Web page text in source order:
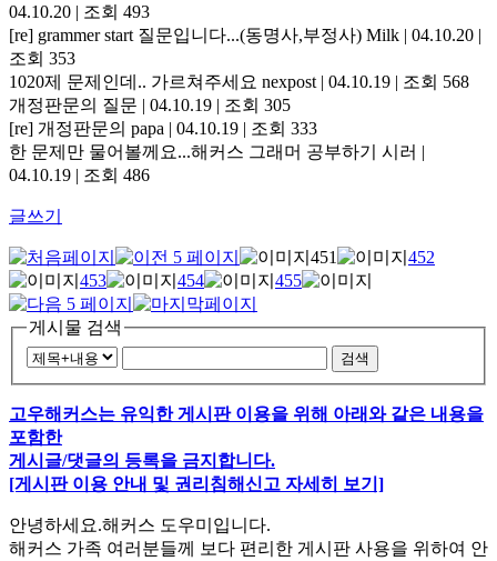
04.10.20 | 조회 493
[re] grammer start 질문입니다...(동명사,부정사) Milk | 04.10.20 |
조회 353
1020제 문제인데.. 가르쳐주세요 nexpost | 04.10.19 | 조회 568
개정판문의 질문 | 04.10.19 | 조회 305
[re] 개정판문의 papa | 04.10.19 | 조회 333
한 문제만 물어볼께요...해커스 그래머 공부하기 시러 |
04.10.19 | 조회 486
글쓰기
451
452
453
454 455
게시물 검색
검색
고우해커스는 유익한 게시판 이용을 위해 아래와 같은 내용을
포함한
게시글/댓글의 등록을 금지합니다.
[게시판 이용 안내 및 권리침해신고 자세히 보기]
안녕하세요.해커스 도우미입니다.
해커스 가족 여러분들께 보다 편리한 게시판 사용을 위하여 안